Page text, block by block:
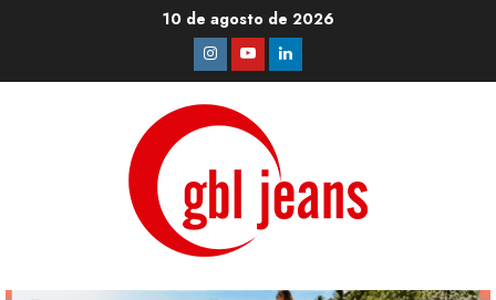
10 de agosto de 2026
Instagram
YoutubeLinkedin